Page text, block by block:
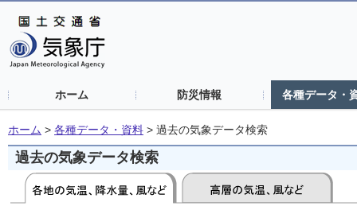
ホーム 防災情報 各種データ・
ホーム > 各種データ・資料 > 過去の気象データ検索
過去の気象データ検索